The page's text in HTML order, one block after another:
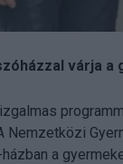
várja a
Nemzetközi
házban a